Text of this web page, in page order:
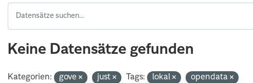
Keine Datensätze gefunden
Kategorien: gove just Tags: lokal
opendata